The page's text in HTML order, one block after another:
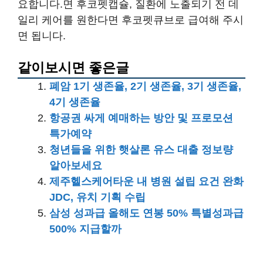
요합니다.면 후코펫캡슐, 질환에 노출되기 전 데
일리 케어를 원한다면 후코펫큐브로 급여해 주시
면 됩니다.
같이보시면 좋은글
폐암 1기 생존율, 2기 생존율, 3기 생존율,
4기 생존율
항공권 싸게 예매하는 방안 및 프로모션
특가예약
청년들을 위한 햇살론 유스 대출 정보량
알아보세요
제주헬스케어타운 내 병원 설립 요건 완화
JDC, 유치 기획 수립
삼성 성과급 올해도 연봉 50% 특별성과급
500% 지급할까